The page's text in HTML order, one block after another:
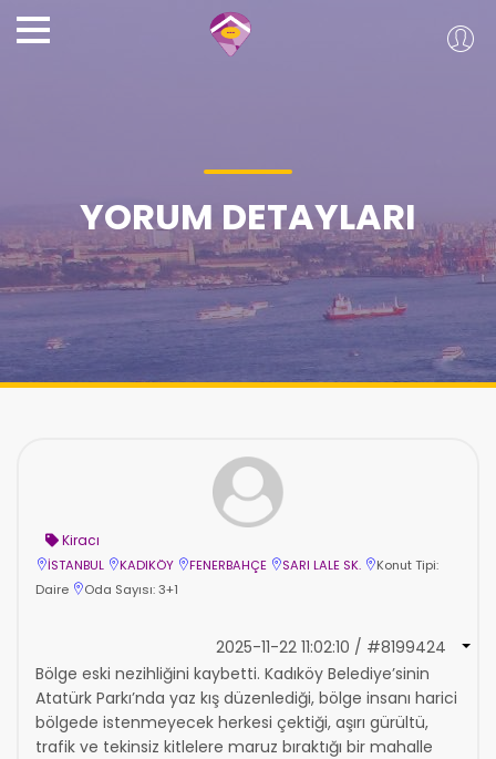
YORUM DETAYLARI
Kiracı
İSTANBUL KADIKÖY FENERBAHÇE SARI LALE SK.
Konut Tipi:
Daire
Oda Sayısı: 3+1
2025-11-22 11:02:10 / #8199424
Bölge eski nezihliğini kaybetti. Kadıköy Belediye’sinin
Atatürk Parkı’nda yaz kış düzenlediği, bölge insanı harici
bölgede istenmeyecek herkesi çektiği, aşırı gürültü,
trafik ve tekinsiz kitlelere maruz bıraktığı bir mahalle